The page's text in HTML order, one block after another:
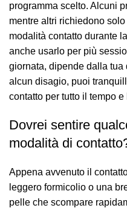
programma scelto. Alcuni
mentre altri richiedono
modalità contatto durante
anche usarlo per più
giornata, dipende dalla
alcun disagio, puoi
contatto per tutto il tempo
Dovrei sentire
modalità di
Appena avvenuto il
leggero formicolio o una
pelle che scompare